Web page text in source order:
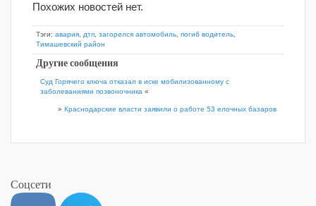
Похожих новостей нет.
Тэги: авария дтп загорелся автомобиль погиб водитель
Тимашевский район
Другие сообщения
Суд Горячего ключа отказал в иске мобилизованному с
заболеваниями позвоночника «
» Краснодарские власти заявили о работе 53 елочных базаров
Соцсети